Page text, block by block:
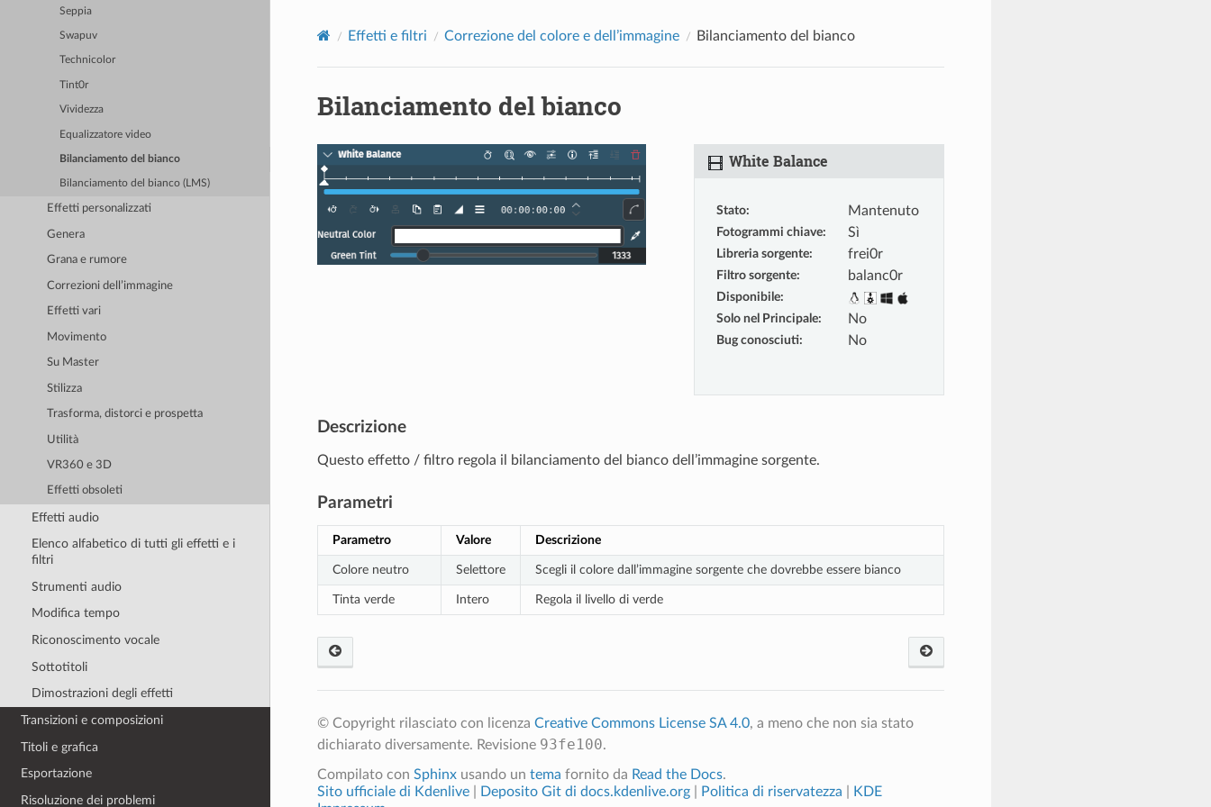
Seppia
Swapuv
Technicolor
Tint0r
Vividezza
Equalizzatore video
Bilanciamento del bianco
Bilanciamento del bianco (LMS)
Effetti personalizzati
Genera
Grana e rumore
Correzioni dell’immagine
Effetti vari
Movimento
Su Master
Stilizza
Trasforma, distorci e prospetta
Utilità
VR360 e 3D
Effetti obsoleti
Effetti audio
Elenco alfabetico di tutti gli effetti e i
filtri
Strumenti audio
Modifica tempo
Riconoscimento vocale
Sottotitoli
Dimostrazioni degli effetti
Transizioni e composizioni
Titoli e grafica
Esportazione
Risoluzione dei problemi
Effetti e filtri Correzione del colore e dell’immagine Bilanciamento del bianco
Bilanciamento del bianco
White Balance
Stato: Mantenuto
Fotogrammi chiave: Sì
Libreria sorgente: frei0r
Filtro sorgente: balanc0r
Disponibile:
Solo nel Principale: No
Bug conosciuti: No
Descrizione
Questo effetto / filtro regola il bilanciamento del bianco dell’immagine sorgente.
Parametri
Parametro Valore Descrizione
Colore neutro Selettore Scegli il colore dall’immagine sorgente che dovrebbe essere bianco
Tinta verde Intero Regola il livello di verde
© Copyright rilasciato con licenza Creative Commons License SA 4.0, a meno che non sia stato
dichiarato diversamente. Revisione 93fe100.
Compilato con Sphinxusando un tema fornito da Read the Docs.
Sito ufficiale di Kdenlive| Deposito Git di docs.kdenlive.org Politica di riservatezza
KDE